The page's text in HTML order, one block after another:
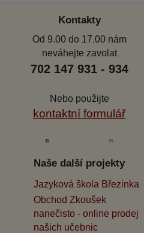
Kontakty
Od 9.00 do 17.00 nám
neváhejte zavolat
702 147 931 - 934
Nebo použijte
kontaktní formulář
Naše další projekty
Jazyková škola Březinka
Obchod Zkoušek
nanečisto - online prodej
našich učebnic